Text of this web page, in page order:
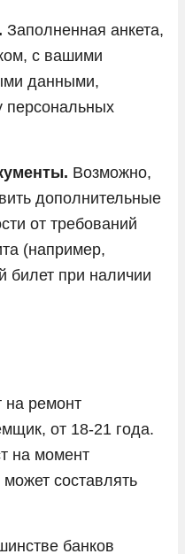
Заполненная анкета,
с вашими
данными,
персональных
Возможно,
дополнительные
от требований
(например,
при наличии
на ремонт
от 18-21 года.
на момент
составлять
банков